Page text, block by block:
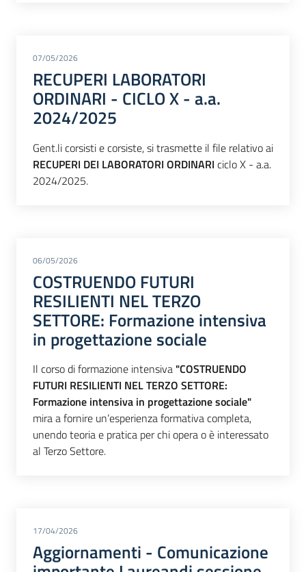
07/05/2026
RECUPERI LABORATORI
ORDINARI - CICLO X - a.a.
2024/2025
Gent.li corsisti e corsiste, si trasmette il file relativo ai
RECUPERI DEI LABORATORI ORDINARI ciclo X - a.a.
2024/2025.
06/05/2026
COSTRUENDO FUTURI
RESILIENTI NEL TERZO
SETTORE: Formazione intensiva
in progettazione sociale
Il corso di formazione intensiva "COSTRUENDO
FUTURI RESILIENTI NEL TERZO SETTORE:
Formazione intensiva in progettazione sociale"
mira a fornire un’esperienza formativa completa,
unendo teoria e pratica per chi opera o è interessato
al Terzo Settore.
17/04/2026
Aggiornamenti - Comunicazione